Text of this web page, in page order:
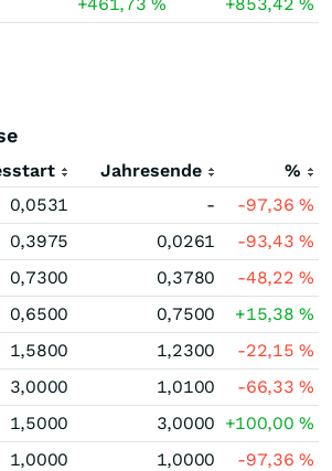
Jahresende
%
0,0531 - -97,36%
0,3975 0,0261 -93,43%
0,7300 0,3780 -48,22%
0,6500 0,7500 +15,38%
1,5800 1,2300 -22,15%
3,0000 1,0100 -66,33%
1,5000 3,0000 +100,00%
1,0000 1,0000 -97,36%